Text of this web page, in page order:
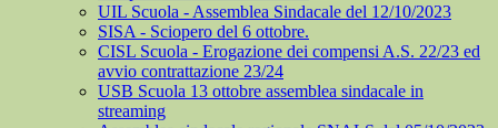
UIL Scuola - Assemblea Sindacale del 12/10/2023
SISA - Sciopero del 6 ottobre.
CISL Scuola - Erogazione dei compensi A.S. 22/23 ed
avvio contrattazione 23/24
USB Scuola 13 ottobre assemblea sindacale in
streaming